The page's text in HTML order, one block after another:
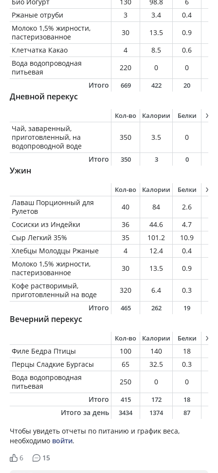
Ржаные отруби
3 3.4 0.4
Молоко 1,5% жирности,
пастеризованное
30 13.5 0.9
Клетчатка Какао
4 8.5 0.6
Вода водопроводная
питьевая
220 0 0
Итого
669 422 20
Дневной перекус
Кол-во Калории Белки
Чай, заваренный,
приготовленный, на
водопроводной воде
350 3.5 0
Итого 350 3 0
Ужин
Кол-во Калории Белки
Лаваш Порционный для
Рулетов
40 84 2.6
Сосиски из Индейки
36 44.6 4.7
Сыр Легкий 35%
35 101.2 10.9
Хлебцы Молодцы Ржаные
4 12.4 0.4
Молоко 1,5% жирности,
пастеризованное
30 13.5 0.9
Кофе растворимый,
приготовленный на воде
320 6.4 0.3
Итого
465 262 19
Вечерний перекус
Кол-во Калории Белки
Филе Бедра Птицы 100 140 18
Перцы Сладкие Бургасы
65 32.5 0.3
Вода водопроводная
питьевая
250 0 0
Итого
415 172 18
Итого за день 3434 1374 87
Чтобы увидеть отчеты по питанию и график веса,
необходимо войти.
6
15